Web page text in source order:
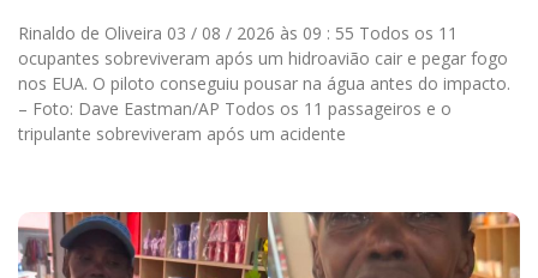
Rinaldo de Oliveira 03 / 08 / 2026 às 09 : 55 Todos os 11
ocupantes sobreviveram após um hidroavião cair e pegar fogo
nos EUA. O piloto conseguiu pousar na água antes do impacto.
– Foto: Dave Eastman/AP Todos os 11 passageiros e o
tripulante sobreviveram após um acidente